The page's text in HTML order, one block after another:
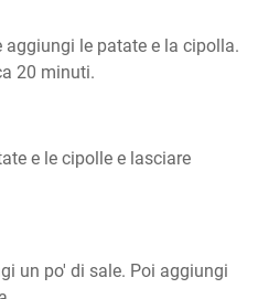
le patate e la cipolla.
20 minuti.
e le cipolle e lasciare
un po' di sale. Poi aggiungi